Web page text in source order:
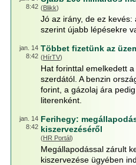
8:42 (Blikk)
Jó az irány, de ez
szerint újabb lépésekre
jan. 14
8:42
Többet fizetünk az
(HírTV)
Hat forinttal emelkedett
szerdától. A benzin
forint, a gázolaj ára
literenként.
jan. 14
8:42
Ferihegy:
kiszervezéséről
(HR Portál)
Megállapodással zárult
kiszervezése ügyében